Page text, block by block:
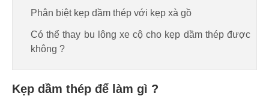
Phân biệt kẹp dầm thép với kẹp xà gồ
Có thể thay bu lông xe cộ cho kẹp dầm thép được
không ?
Kẹp dầm thép để làm gì ?